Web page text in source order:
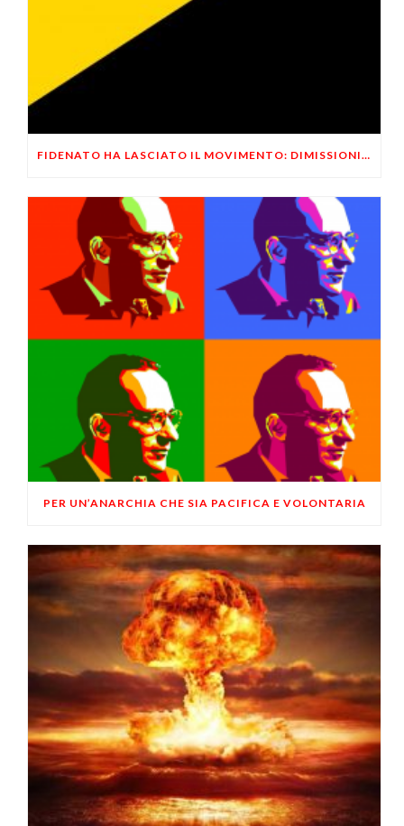
FIDENATO HA LASCIATO IL MOVIMENTO: DIMISSIONI ANNUNCIATE AD APRILE
PER UN’ANARCHIA CHE SIA PACIFICA E VOLONTARIA